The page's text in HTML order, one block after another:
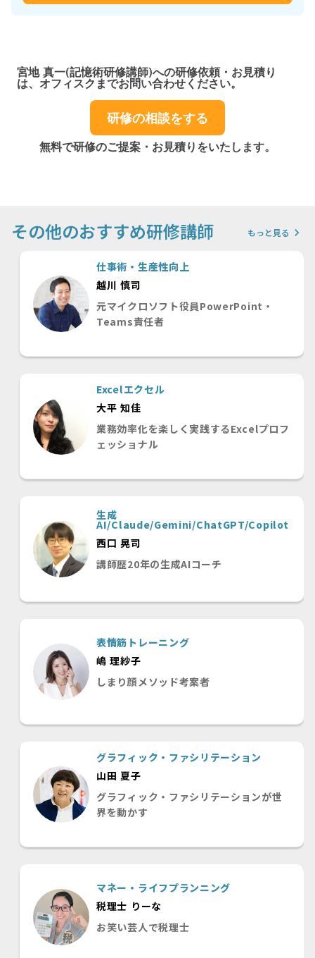
宮地 真一(記憶術研修講師)への研修依頼・お見積り
は、オフィスクまでお問い合わせください。
研修の相談をする
無料で研修のご提案・お見積りをいたします。
その他のおすすめ研修講師 もっと見る keyboard_arrow_right
仕事術・生産性向上
越川 慎司
元マイクロソフト役員PowerPoint・
Teams責任者
Excelエクセル
大平 知佳
業務効率化を楽しく実践するExcelプロフ
ェッショナル
生成
AI/Claude/Gemini/ChatGPT/Copilot
西口 晃司
講師歴20年の生成AIコーチ
表情筋トレーニング
嶋 理紗子
しまり顔メソッド考案者
グラフィック・ファシリテーション
山田 夏子
グラフィック・ファシリテーションが世
界を動かす
マネー・ライフプランニング
税理士 りーな
お笑い芸人で税理士